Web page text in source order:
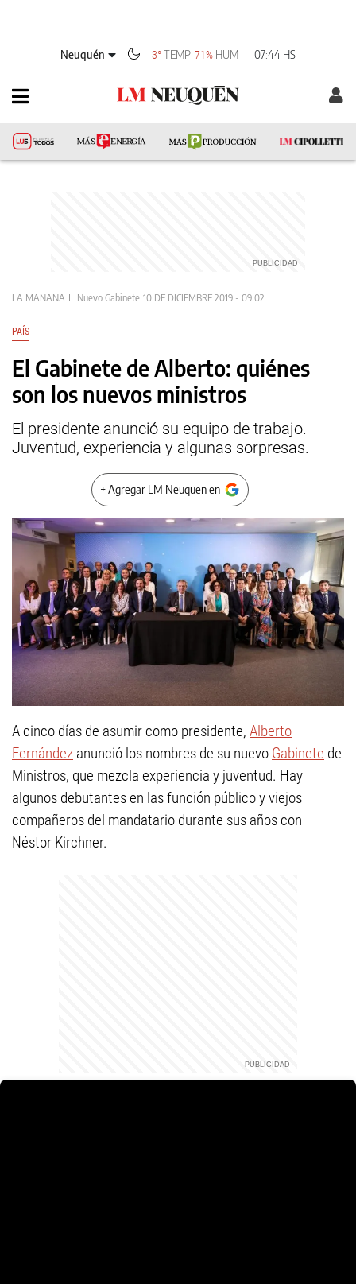
Neuquén 3°TEMP 71% HUM 07:44 HS
LA MAÑANA Nuevo Gabinete 10 DE DICIEMBRE 2019 - 09:02
PAÍS
El Gabinete de Alberto: quiénes
son los nuevos ministros
El presidente anunció su equipo de trabajo.
Juventud, experiencia y algunas sorpresas.
+ Agregar LM Neuquen en
A cinco días de asumir como presidente, Alberto
Fernández anunció los nombres de su nuevo Gabinete de
Ministros, que mezcla experiencia y juventud. Hay
algunos debutantes en las función público y viejos
compañeros del mandatario durante sus años con
Néstor Kirchner.